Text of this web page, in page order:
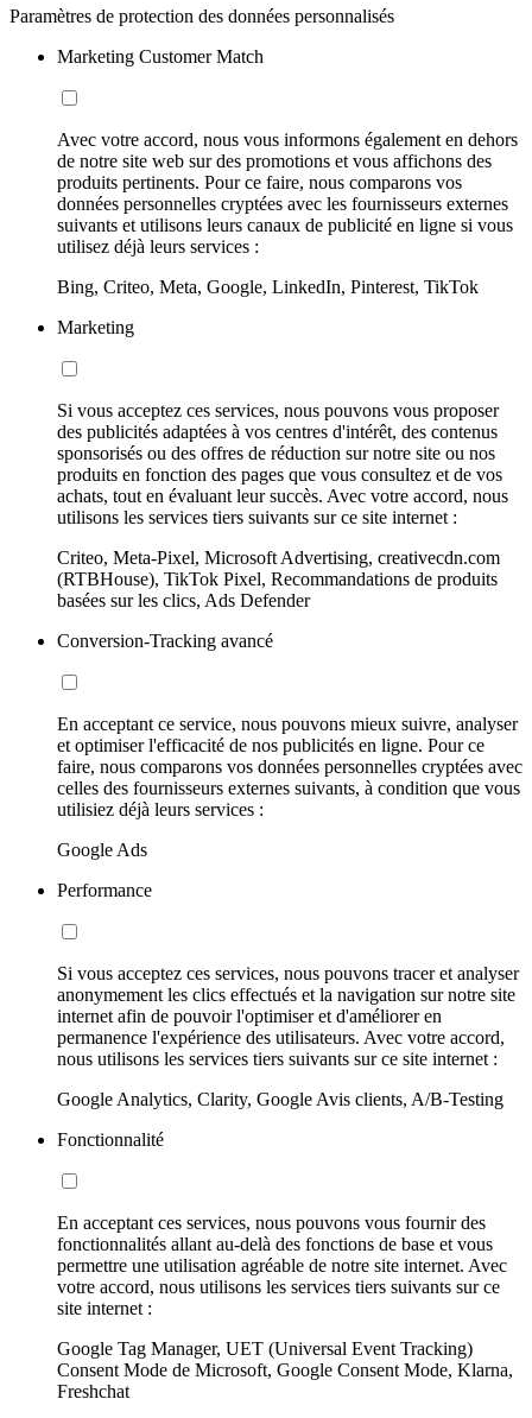
Paramètres de protection des données personnalisés
Marketing Customer Match
Avec votre accord, nous vous informons également en dehors
de notre site web sur des promotions et vous affichons des
produits pertinents. Pour ce faire, nous comparons vos
données personnelles cryptées avec les fournisseurs externes
suivants et utilisons leurs canaux de publicité en ligne si vous
utilisez déjà leurs services :
Bing, Criteo, Meta, Google, LinkedIn, Pinterest, TikTok
Marketing
Si vous acceptez ces services, nous pouvons vous proposer
des publicités adaptées à vos centres d'intérêt, des contenus
sponsorisés ou des offres de réduction sur notre site ou nos
produits en fonction des pages que vous consultez et de vos
achats, tout en évaluant leur succès. Avec votre accord, nous
utilisons les services tiers suivants sur ce site internet :
Criteo, Meta-Pixel, Microsoft Advertising, creativecdn.com
(RTBHouse), TikTok Pixel, Recommandations de produits
basées sur les clics, Ads Defender
Conversion-Tracking avancé
En acceptant ce service, nous pouvons mieux suivre, analyser
et optimiser l'efficacité de nos publicités en ligne. Pour ce
faire, nous comparons vos données personnelles cryptées avec
celles des fournisseurs externes suivants, à condition que vous
utilisiez déjà leurs services :
Google Ads
Performance
Si vous acceptez ces services, nous pouvons tracer et analyser
anonymement les clics effectués et la navigation sur notre site
internet afin de pouvoir l'optimiser et d'améliorer en
permanence l'expérience des utilisateurs. Avec votre accord,
nous utilisons les services tiers suivants sur ce site internet :
Google Analytics, Clarity, Google Avis clients, A/B-Testing
Fonctionnalité
En acceptant ces services, nous pouvons vous fournir des
fonctionnalités allant au-delà des fonctions de base et vous
permettre une utilisation agréable de notre site internet. Avec
votre accord, nous utilisons les services tiers suivants sur ce
site internet :
Google Tag Manager, UET (Universal Event Tracking)
Consent Mode de Microsoft, Google Consent Mode, Klarna,
Freshchat